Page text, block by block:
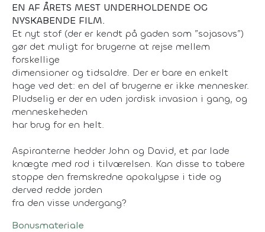
EN AF ÅRETS MEST UNDERHOLDENDE OG
NYSKABENDE FILM.
Et nyt stof (der er kendt på gaden som ”sojasovs”)
gør det muligt for brugerne at rejse mellem
forskellige
dimensioner og tidsaldre. Der er bare en enkelt
hage ved det: en del af brugerne er ikke mennesker.
Pludselig er der en uden jordisk invasion i gang, og
menneskeheden
har brug for en helt.
Aspiranterne hedder John og David, et par lade
knægte med rod i tilværelsen. Kan disse to tabere
stoppe den fremskredne apokalypse i tide og
derved redde jorden
fra den visse undergang?
Bonusmateriale